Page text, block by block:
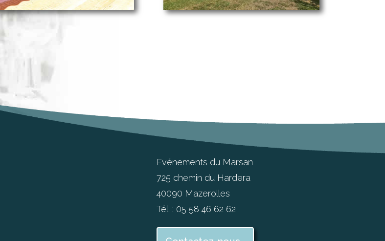
Evénements du Marsan
725 chemin du Hardera
40090 Mazerolles
Tél. : 05 58 46 62 62